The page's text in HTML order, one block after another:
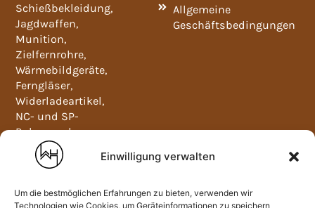
Einwilligung verwalten
Um die bestmöglichen Erfahrungen zu bieten, verwenden wir
Technologien wie Cookies, um Geräteinformationen zu speichern
Schießbekleidung,
Jagdwaffen,
Munition,
Zielfernrohre,
Wärmebildgeräte,
Ferngläser,
Widerladeartikel,
NC- und SP-
Pulver und
Waffenschränke.
Mo-Fr
12:00
Allgemeine
Geschäftsbedingungen